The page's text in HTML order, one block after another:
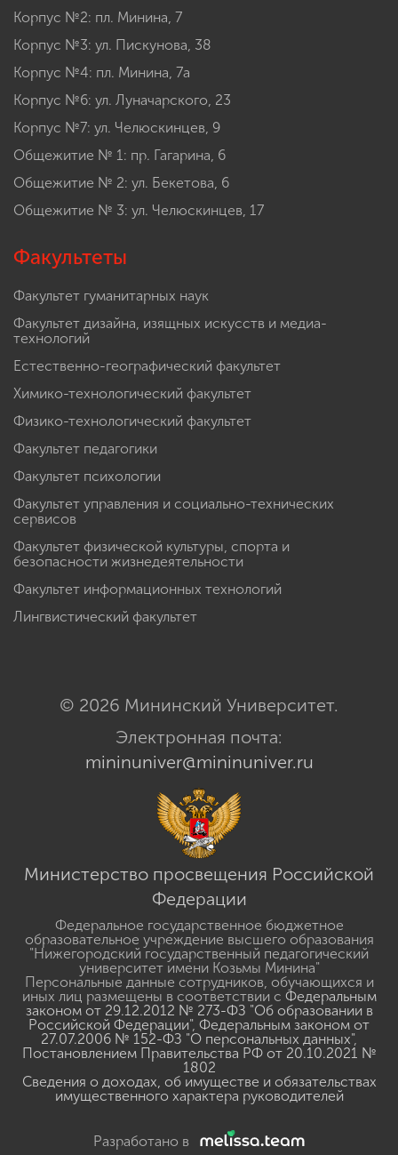
Корпус №2: пл. Минина, 7
Корпус №3: ул. Пискунова, 38
Корпус №4: пл. Минина, 7а
Корпус №6: ул. Луначарского, 23
Корпус №7: ул. Челюскинцев, 9
Общежитие № 1: пр. Гагарина, 6
Общежитие № 2: ул. Бекетова, 6
Общежитие № 3: ул. Челюскинцев, 17
Факультеты
Факультет гуманитарных наук
Факультет дизайна, изящных искусств и медиа-
технологий
Естественно-географический факультет
Химико-технологический факультет
Физико-технологический факультет
Факультет педагогики
Факультет психологии
Факультет управления и социально-технических
сервисов
Факультет физической культуры, спорта и
безопасности жизнедеятельности
Факультет информационных технологий
Лингвистический факультет
© 2026 Мининский Университет.
Электронная почта:
mininuniver@mininuniver.ru
Министерство просвещения Российской
Федерации
Федеральное государственное бюджетное
образовательное учреждение высшего образования
"Нижегородский государственный педагогический
университет имени Козьмы Минина"
Персональные данные сотрудников, обучающихся и
иных лиц размещены в соответствии с Федеральным
законом от 29.12.2012 № 273-ФЗ "Об образовании в
Российской Федерации", Федеральным законом от
27.07.2006 № 152-ФЗ "О персональных данных",
Постановлением Правительства РФ от 20.10.2021 №
1802
Сведения о доходах, об имуществе и обязательствах
имущественного характера руководителей
Разработано в